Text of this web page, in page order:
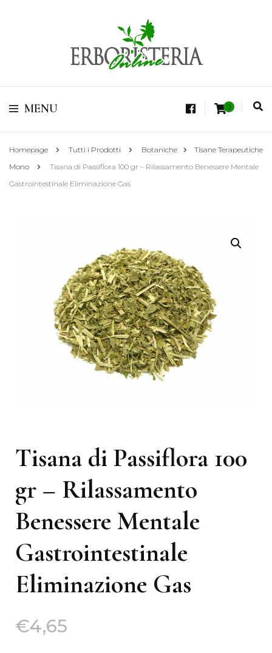
Erboristeria Shop
Online Tisane
Vendita di Botaniche, Erbe e Spezie Officinali, Tisane Terapeutiche Esclusive,
MENU 0
Homepage Tutti i Prodotti Botaniche
Tisane Terapeutiche
Mono
Tisana di Passiflora 100 gr – Rilassamento Benessere Mentale
Gastrointestinale Eliminazione Gas
Tisana di Passiflora 100
gr – Rilassamento
Benessere Mentale
Gastrointestinale
Eliminazione Gas
€4,65